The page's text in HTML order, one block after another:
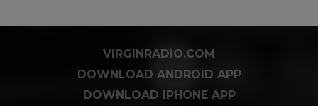
VIRGINRADIO.COM
DOWNLOAD ANDROID APP
DOWNLOAD IPHONE APP